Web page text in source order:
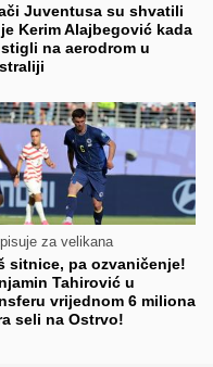
Juventusa su shvatili
Kerim Alajbegović kada
na aerodrom u
za velikana
sitnice, pa ozvaničenje!
Tahirović u
vrijednom 6 miliona
seli na Ostrvo!